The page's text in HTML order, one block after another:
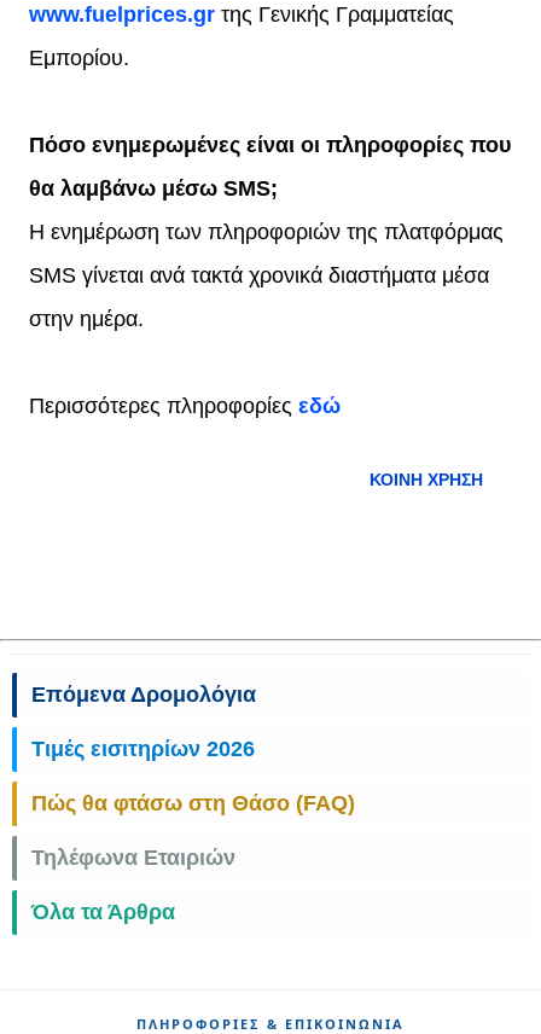
www.fuelprices.gr της Γενικής Γραμματείας
Εμπορίου.
Πόσο ενημερωμένες είναι οι πληροφορίες που
θα λαμβάνω μέσω SMS;
Η ενημέρωση των πληροφοριών της πλατφόρμας
SMS γίνεται ανά τακτά χρονικά διαστήματα μέσα
στην ημέρα.
Περισσότερες πληροφορίες εδώ
ΚΟΙΝΉ ΧΡΉΣΗ
Επόμενα Δρομολόγια
Τιμές εισιτηρίων 2026
Πώς θα φτάσω στη Θάσο (FAQ)
Τηλέφωνα Εταιριών
Όλα τα Άρθρα
ΠΛΗΡΟΦΟΡΊΕΣ & ΕΠΙΚΟΙΝΩΝΊΑ